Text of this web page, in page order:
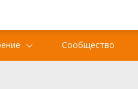
Сообщество